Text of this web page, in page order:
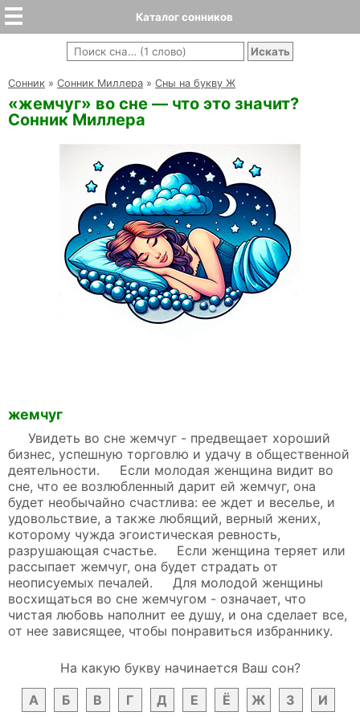
Каталог сонников
Cонник » Сонник Миллера » Сны на букву Ж
«жемчуг» во сне — что это значит?
Сонник Миллера
жемчуг
Увидеть во сне жемчуг - предвещает хороший
бизнес, успешную торговлю и удачу в общественной
деятельности. Если молодая женщина видит во
сне, что ее возлюбленный дарит ей жемчуг, она
будет необычайно счастлива: ее ждет и веселье, и
удовольствие, а также любящий, верный жених,
которому чужда эгоистическая ревность,
разрушающая счастье. Если женщина теряет или
рассыпает жемчуг, она будет страдать от
неописуемых печалей. Для молодой женщины
восхищаться во сне жемчугом - означает, что
чистая любовь наполнит ее душу, и она сделает все,
от нее зависящее, чтобы понравиться избраннику.
На какую букву начинается Ваш сон?
А
Б В Г Д Е Ё Ж З И